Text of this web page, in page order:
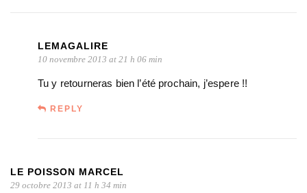
LEMAGALIRE
10 novembre 2013 at 21 h 06 min
Tu y retourneras bien l’été prochain, j’espere !!
REPLY
LE POISSON MARCEL
29 octobre 2013 at 11 h 34 min